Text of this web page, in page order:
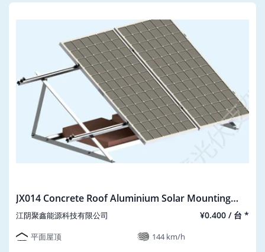
JX014 Concrete Roof Aluminium Solar Mounting
Bracket Weight-loading Type
江阴聚鑫能源科技有限公司 ¥0.400 / 台 *
平面屋顶 144 km/h